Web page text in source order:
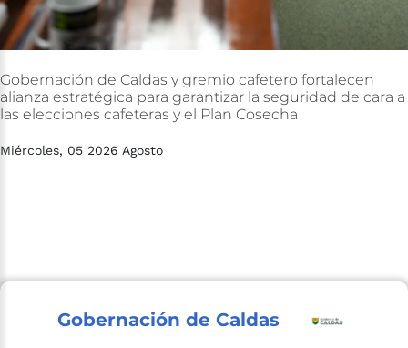
Gobernación de Caldas y gremio cafetero fortalecen
alianza estratégica para garantizar la seguridad de cara a
las elecciones cafeteras y el Plan Cosecha
Miércoles, 05 2026 Agosto
Gobernación de Caldas